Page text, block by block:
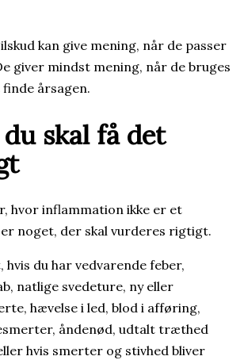
kan give mening, når de passer
giver mindst mening, når de bruges
årsagen.
skal få det
hvor inflammation ikke er et
noget, der skal vurderes rigtigt.
hvis du har vedvarende feber,
natlige svedeture, ny eller
hævelse i led, blod i afføring,
åndenød, udtalt træthed
hvis smerter og stivhed bliver